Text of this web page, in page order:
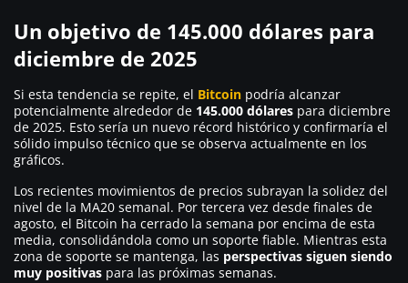
Un objetivo de 145.000 dólares para
diciembre de 2025
Si esta tendencia se repite, el Bitcoin podría alcanzar
potencialmente alrededor de 145.000 dólares para diciembre
de 2025. Esto sería un nuevo récord histórico y confirmaría el
sólido impulso técnico que se observa actualmente en los
gráficos.
Los recientes movimientos de precios subrayan la solidez del
nivel de la MA20 semanal. Por tercera vez desde finales de
agosto, el Bitcoin ha cerrado la semana por encima de esta
media, consolidándola como un soporte fiable. Mientras esta
zona de soporte se mantenga, las perspectivas siguen siendo
muy positivas para las próximas semanas.